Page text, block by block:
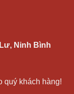
Ninh Bình
quý khách hàng!